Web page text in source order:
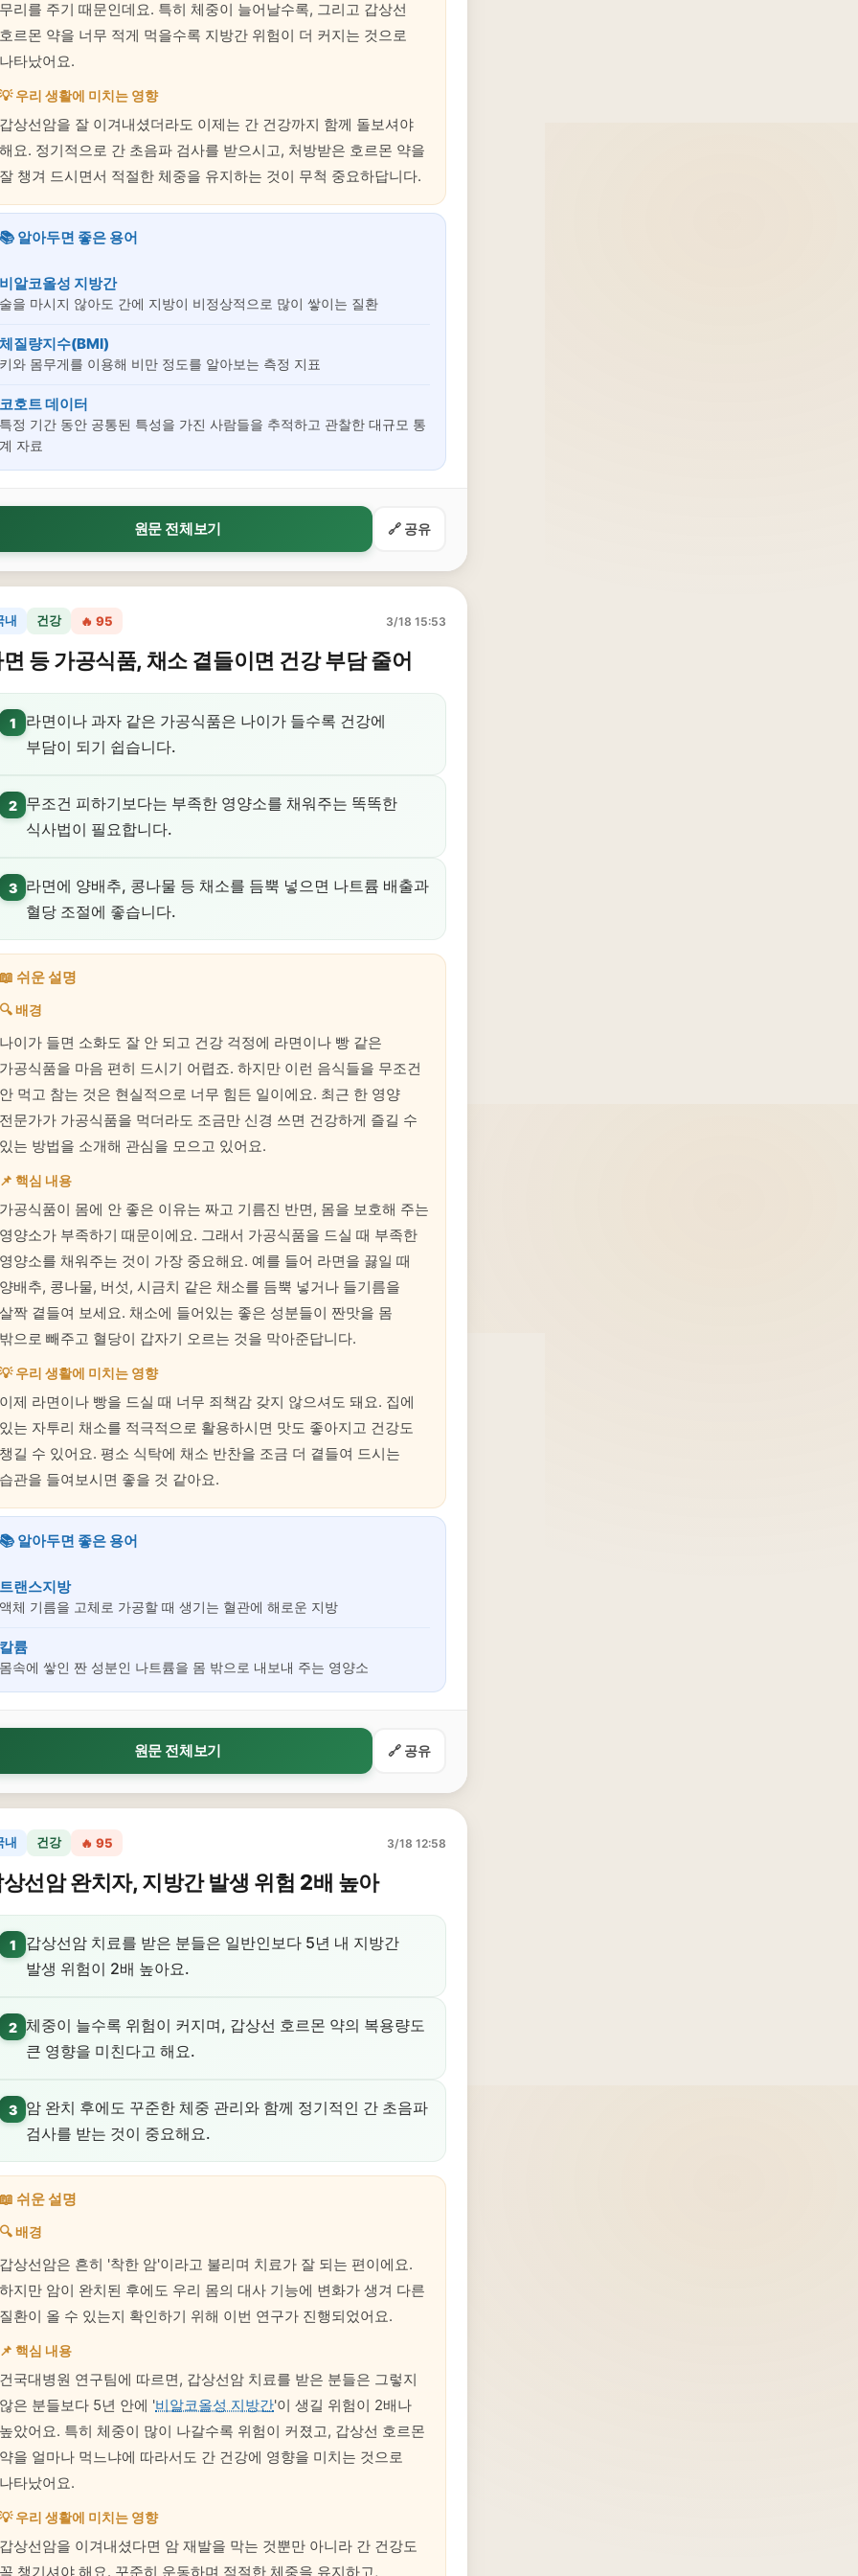
무리를 주기 때문인데요. 특히 체중이 늘어날수록, 그리고 갑상선
호르몬 약을 너무 적게 먹을수록 지방간 위험이 더 커지는 것으로
나타났어요.
💡 우리 생활에 미치는 영향
갑상선암을 잘 이겨내셨더라도 이제는 간 건강까지 함께 돌보셔야
해요. 정기적으로 간 초음파 검사를 받으시고, 처방받은 호르몬 약을
잘 챙겨 드시면서 적절한 체중을 유지하는 것이 무척 중요하답니다.
📚 알아두면 좋은 용어
비알코올성 지방간
술을 마시지 않아도 간에 지방이 비정상적으로 많이 쌓이는 질환
체질량지수(BMI)
키와 몸무게를 이용해 비만 정도를 알아보는 측정 지표
코호트 데이터
특정 기간 동안 공통된 특성을 가진 사람들을 추적하고 관찰한 대규모 통
계 자료
원문 전체보기 🔗 공유
내 건강 🔥 95 3/18 15:53
등 가공식품, 채소 곁들이면 건강 부담 줄어
1
라면이나 과자 같은 가공식품은 나이가 들수록 건강에
부담이 되기 쉽습니다.
2
무조건 피하기보다는 부족한 영양소를 채워주는 똑똑한
식사법이 필요합니다.
3
라면에 양배추, 콩나물 등 채소를 듬뿍 넣으면 나트륨 배출과
혈당 조절에 좋습니다.
📖 쉬운 설명
🔍 배경
나이가 들면 소화도 잘 안 되고 건강 걱정에 라면이나 빵 같은
가공식품을 마음 편히 드시기 어렵죠. 하지만 이런 음식들을 무조건
안 먹고 참는 것은 현실적으로 너무 힘든 일이에요. 최근 한 영양
전문가가 가공식품을 먹더라도 조금만 신경 쓰면 건강하게 즐길 수
있는 방법을 소개해 관심을 모으고 있어요.
📌 핵심 내용
가공식품이 몸에 안 좋은 이유는 짜고 기름진 반면, 몸을 보호해 주는
영양소가 부족하기 때문이에요. 그래서 가공식품을 드실 때 부족한
영양소를 채워주는 것이 가장 중요해요. 예를 들어 라면을 끓일 때
양배추, 콩나물, 버섯, 시금치 같은 채소를 듬뿍 넣거나 들기름을
살짝 곁들여 보세요. 채소에 들어있는 좋은 성분들이 짠맛을 몸
밖으로 빼주고 혈당이 갑자기 오르는 것을 막아준답니다.
💡 우리 생활에 미치는 영향
이제 라면이나 빵을 드실 때 너무 죄책감 갖지 않으셔도 돼요. 집에
있는 자투리 채소를 적극적으로 활용하시면 맛도 좋아지고 건강도
챙길 수 있어요. 평소 식탁에 채소 반찬을 조금 더 곁들여 드시는
습관을 들여보시면 좋을 것 같아요.
📚 알아두면 좋은 용어
트랜스지방
액체 기름을 고체로 가공할 때 생기는 혈관에 해로운 지방
칼륨
몸속에 쌓인 짠 성분인 나트륨을 몸 밖으로 내보내 주는 영양소
원문 전체보기 🔗 공유
내 건강 🔥 95 3/18 12:58
선암 완치자, 지방간 발생 위험 2배 높아
1
갑상선암 치료를 받은 분들은 일반인보다 5년 내 지방간
발생 위험이 2배 높아요.
2 체중이 늘수록 위험이 커지며, 갑상선 호르몬 약의 복용량도
큰 영향을 미친다고 해요.
3
암 완치 후에도 꾸준한 체중 관리와 함께 정기적인 간 초음파
검사를 받는 것이 중요해요.
📖 쉬운 설명
🔍 배경
갑상선암은 흔히 '착한 암'이라고 불리며 치료가 잘 되는 편이에요.
하지만 암이 완치된 후에도 우리 몸의 대사 기능에 변화가 생겨 다른
질환이 올 수 있는지 확인하기 위해 이번 연구가 진행되었어요.
📌 핵심 내용
건국대병원 연구팀에 따르면, 갑상선암 치료를 받은 분들은 그렇지
않은 분들보다 5년 안에 '비알코올성 지방간'이 생길 위험이 2배나
높았어요. 특히 체중이 많이 나갈수록 위험이 커졌고, 갑상선 호르몬
약을 얼마나 먹느냐에 따라서도 간 건강에 영향을 미치는 것으로
나타났어요.
💡 우리 생활에 미치는 영향
갑상선암을 이겨내셨다면 암 재발을 막는 것뿐만 아니라 간 건강도
꼭 챙기셔야 해요. 꾸준히 운동하며 적절한 체중을 유지하고,